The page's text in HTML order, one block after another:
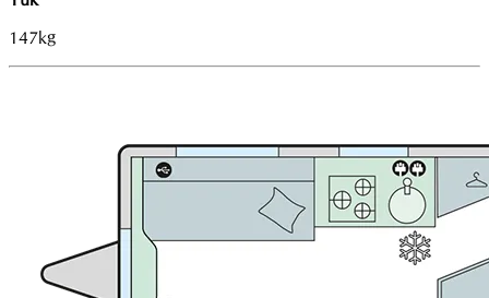
147kg